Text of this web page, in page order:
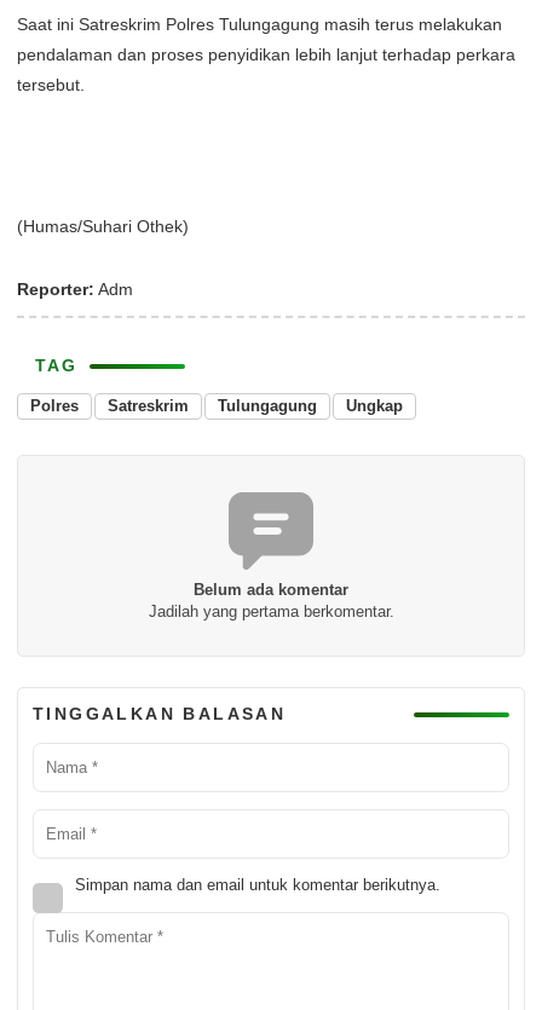
Saat ini Satreskrim Polres Tulungagung masih terus melakukan
pendalaman dan proses penyidikan lebih lanjut terhadap perkara
tersebut.
(Humas/Suhari Othek)
Reporter: Adm
TAG
Polres Satreskrim Tulungagung Ungkap
Belum ada komentar
Jadilah yang pertama berkomentar.
TINGGALKAN BALASAN
Simpan nama dan email untuk komentar berikutnya.